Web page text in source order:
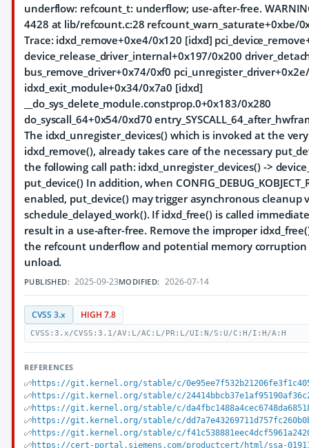
underflow: refcount_t: underflow; use-after-free.
4428 at lib/refcount.c:28 refcount_warn_saturate+0xbe/
Trace: idxd_remove+0xe4/0x120 [idxd]
device_release_driver_internal+0x197/0x200
bus_remove_driver+0x74/0xf0
idxd_exit_module+0x34/0x7a0 [idxd]
__do_sys_delete_module.constprop.0+0x183/0x280
do_syscall_64+0x54/0xd70
The idxd_unregister_devices() which is invoked at the
idxd_remove(), already takes care of the necessary
the following call path: idxd_unregister_devices() ->
put_device() In addition, when
enabled, put_device() may trigger asynchronous cleanup
schedule_delayed_work(). If idxd_free() is called
result in a use-after-free. Remove the improper
the refcount underflow and potential memory
unload.
PUBLISHED: 2025-09-23MODIFIED: 2026-07-14
CVSS 3.x HIGH 7.8
CVSS:3.x/CVSS:3.1/AV:L/AC:L/PR:L/UI:N/S:U/C:H/I:H/A:H
REFERENCES
https://git.kernel.org/stable/c/
https://git.kernel.org/stable/c/
https://git.kernel.org/stable/c/
https://git.kernel.org/stable/c/
https://git.kernel.org/stable/c/
https://cert-portal.siemens.com/productcert/html/ssa-